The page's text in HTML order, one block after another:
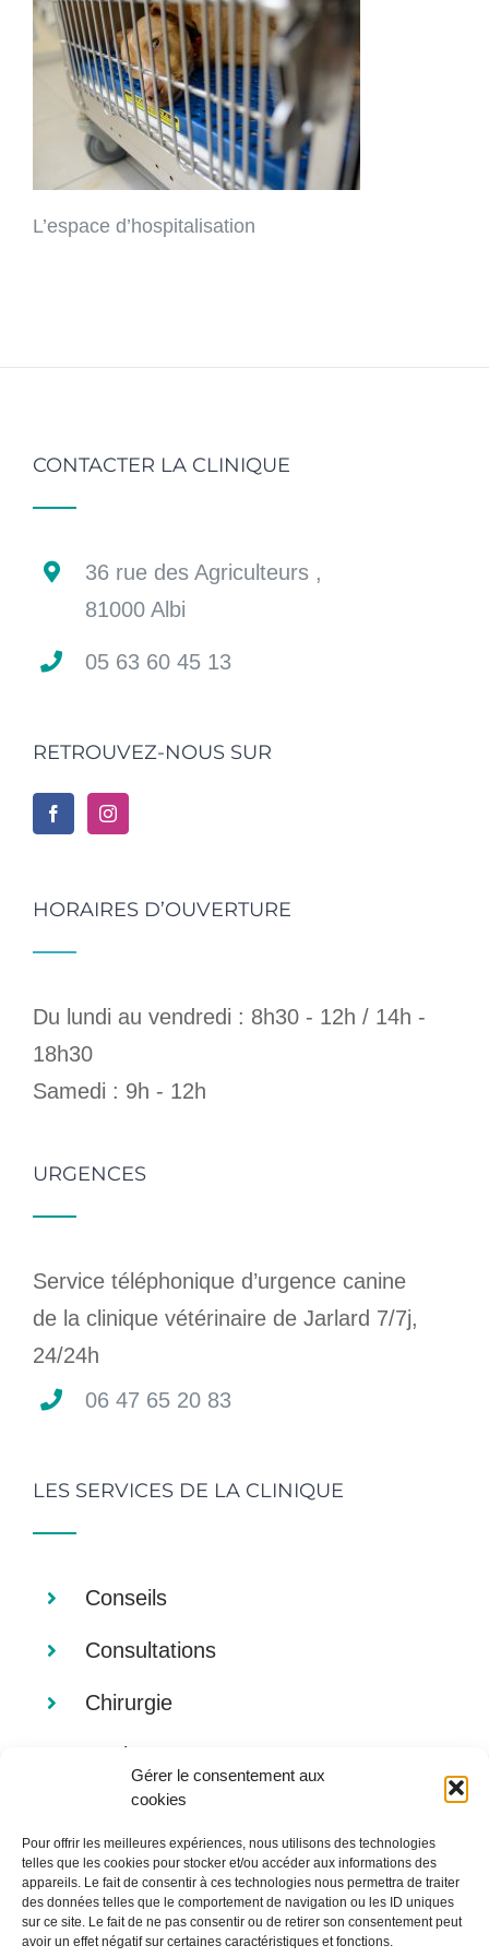
Gérer le consentement aux
cookies
Pour offrir les meilleures expériences, nous utilisons des technologies
telles que les cookies pour stocker et/ou accéder aux informations des
appareils. Le fait de consentir à ces technologies nous permettra de traiter
des données telles que le comportement de navigation ou les ID uniques
sur ce site. Le fait de ne pas consentir ou de retirer son consentement peut
avoir un effet négatif sur certaines caractéristiques et fonctions.
L’espace d’hospitalisation
CONTACTER LA CLINIQUE
36 rue des Agriculteurs ,
81000 Albi
05 63 60 45 13
RETROUVEZ-NOUS SUR
HORAIRES D’OUVERTURE
Du lundi au vendredi : 8h30 - 12h / 14h -
18h30
Samedi : 9h - 12h
URGENCES
Service téléphonique d’urgence canine
de la clinique vétérinaire de Jarlard 7/7j,
24/24h
06 47 65 20 83
LES SERVICES DE LA CLINIQUE
Conseils
Consultations
Chirurgie
Analyses
Imagerie
Alimentation